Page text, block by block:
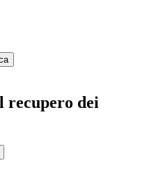
recupero dei